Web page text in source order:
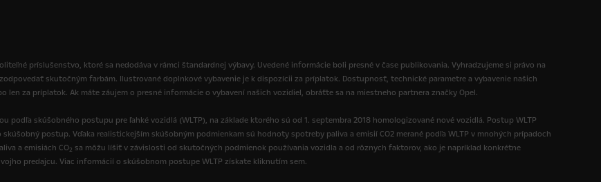
príslušenstvo, ktoré sa nedodáva v rámci štandardnej výbavy. Uvedené informácie boli presné v čase publikovania. Vyhradzujeme si právo na
skutočným farbám. Ilustrované doplnkové vybavenie je k dispozícii za príplatok. Dostupnosť, technické parametre a vybavenie našich
za príplatok. Ak máte záujem o presné informácie o vybavení našich vozidiel, obráťte sa na miestneho partnera značky Opel.
podľa skúšobného postupu pre ľahké vozidlá (WLTP), na základe ktorého sú od 1. septembra 2018 homologizované nové vozidlá. Postup WLTP
postup. Vďaka realistickejším skúšobným podmienkam sú hodnoty spotreby paliva a emisií CO2 merané podľa WLTP v mnohých prípadoch
a emisiách CO2 sa môžu líšiť v závislosti od skutočných podmienok používania vozidla a od rôznych faktorov, ako je napríklad konkrétne
predajcu. Viac informácií o skúšobnom postupe WLTP získate kliknutím sem.